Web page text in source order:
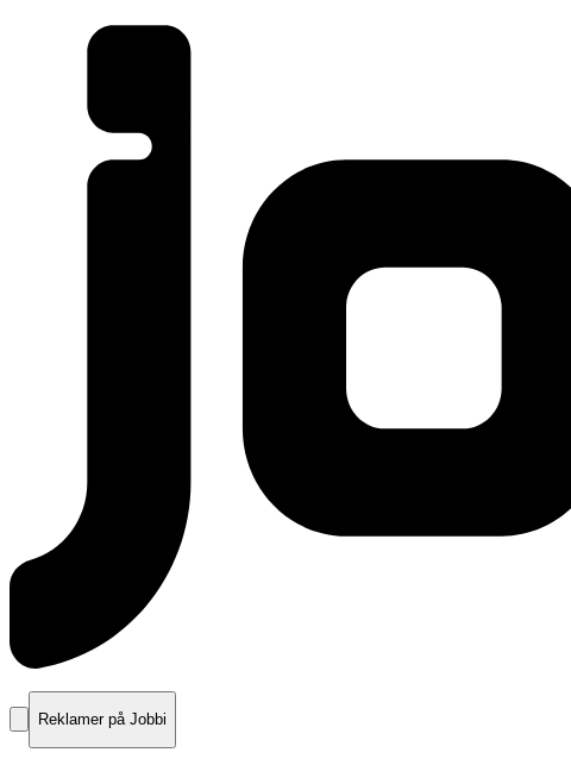
Reklamer på Jobbi